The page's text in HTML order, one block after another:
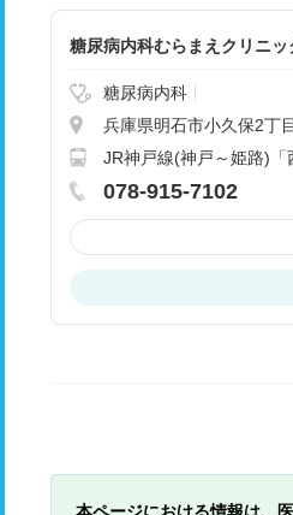
糖尿病内科むらまえクリニッ
糖尿病内科
兵庫県明石市小久保2丁
JR神戸線(神戸～姫路)
078-915-7102